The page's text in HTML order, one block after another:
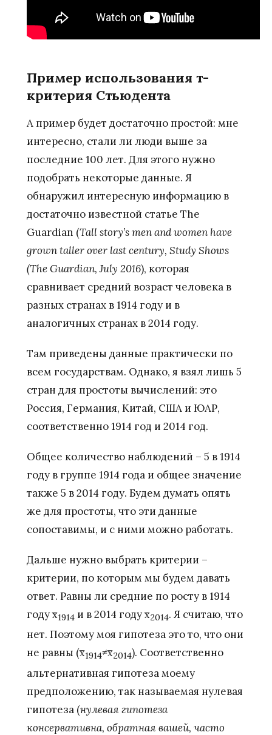
Пример использования т-
критерия Стьюдента
А пример будет достаточно простой: мне
интересно, стали ли люди выше за
последние 100 лет. Для этого нужно
подобрать некоторые данные. Я
обнаружил интересную информацию в
достаточно известной статье The
Guardian (Tallstory’smenandwomen have
growntallerover lastcentury, Study Shows
(TheGuardian,July 2016), которая
сравнивает средний возраст человека в
разных странах в 1914 году и в
аналогичных странах в 2014 году.
Там приведены данные практически по
всем государствам. Однако, я взял лишь 5
стран для простоты вычислений: это
Россия, Германия, Китай, США и ЮАР,
соответственно 1914 год и 2014 год.
Общее количество наблюдений – 5 в 1914
году в группе 1914 года и общее значение
также 5 в 2014 году. Будем думать опять
же для простоты, что эти данные
сопоставимы, и с ними можно работать.
Дальше нужно выбрать критерии –
критерии, по которым мы будем давать
ответ. Равны ли средние по росту в 1914
году x̅1914 и в 2014 году x̅2014. Я считаю, что
нет. Поэтому моя гипотеза это то, что они
не равны (x̅1914≠x̅2014). Соответственно
альтернативная гипотеза моему
предположению, так называемая нулевая
гипотеза (нулевая гипотеза
консервативна, обратная вашей, часто